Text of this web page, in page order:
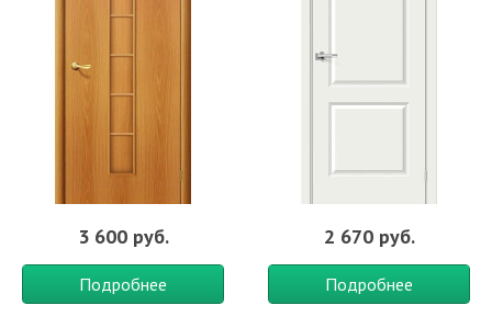
3 600 руб.
Подробнее
2 670 руб.
Подробнее